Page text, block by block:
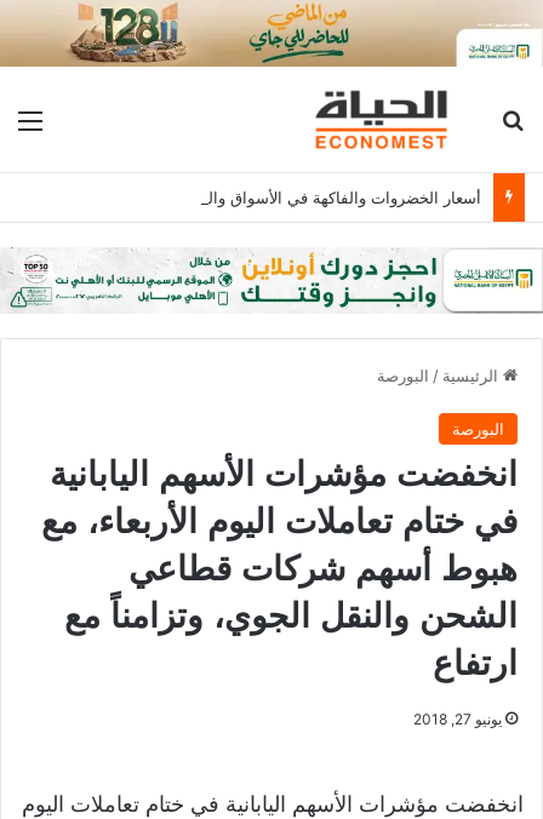
بحث عن
الرئيسية / البورصة
البورصة
انخفضت مؤشرات الأسهم اليابانية
في ختام تعاملات اليوم الأربعاء، مع
هبوط أسهم شركات قطاعي
الشحن والنقل الجوي، وتزامناً مع
ارتفاع
يونيو 27, 2018
انخفضت مؤشرات الأسهم اليابانية في ختام تعاملات اليوم